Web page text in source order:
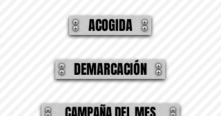
ACOGIDA
DEMARCACIÓN